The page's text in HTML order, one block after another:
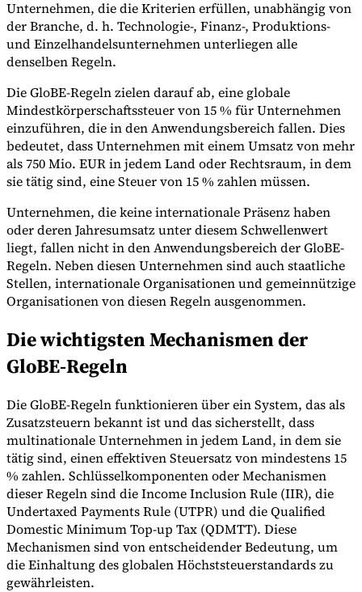
Expert Tax Series
Indirekte Steuern im elektronischen GeschäftsverkehrVAT in der
SteuernKohlenstoffsteuern und Umweltabgaben
Werkzeuge
VAT-RechnerGST-RechnerVerkaufssteuer-RechnerVAT-
Nummernprüfer Tracker für E-Rechnungs-Mandate
Unternehmen, die die Kriterien erfüllen, unabhängig von
der Branche, d. h. Technologie-, Finanz-, Produktions-
und Einzelhandelsunternehmen unterliegen alle
denselben Regeln.
Die GloBE-Regeln zielen darauf ab, eine globale
Mindestkörperschaftssteuer von 15 % für Unternehmen
einzuführen, die in den Anwendungsbereich fallen. Dies
bedeutet, dass Unternehmen mit einem Umsatz von mehr
als 750 Mio. EUR in jedem Land oder Rechtsraum, in dem
sie tätig sind, eine Steuer von 15 % zahlen müssen.
Unternehmen, die keine internationale Präsenz haben
oder deren Jahresumsatz unter diesem Schwellenwert
liegt, fallen nicht in den Anwendungsbereich der GloBE-
Regeln. Neben diesen Unternehmen sind auch staatliche
Stellen, internationale Organisationen und gemeinnützige
Organisationen von diesen Regeln ausgenommen.
Die wichtigsten Mechanismen der
GloBE-Regeln
Die GloBE-Regeln funktionieren über ein System, das als
Zusatzsteuern bekannt ist und das sicherstellt, dass
multinationale Unternehmen in jedem Land, in dem sie
tätig sind, einen effektiven Steuersatz von mindestens 15
% zahlen. Schlüsselkomponenten oder Mechanismen
dieser Regeln sind die Income Inclusion Rule (IIR), die
Undertaxed Payments Rule (UTPR) und die Qualified
Domestic Minimum Top-up Tax (QDMTT). Diese
Mechanismen sind von entscheidender Bedeutung, um
die Einhaltung des globalen Höchststeuerstandards zu
gewährleisten.